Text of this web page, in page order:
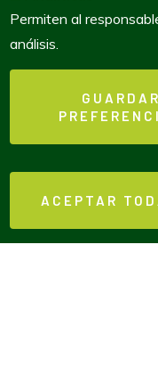
Permiten al
análisis.
GUARDAR
ACEPTAR